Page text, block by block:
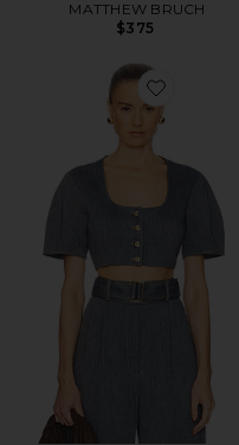
MATTHEW BRUCH
$375
Favorite